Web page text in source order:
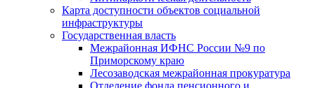
Карта доступности объектов социальной
инфраструктуры
Государственная власть
Межрайонная ИФНС России №9 по
Приморскому краю
Лесозаводская межрайонная прокуратура